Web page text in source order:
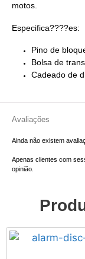
motos.
Especifica????es:
Pino de
Bolsa de
Cadeado de
Avaliações
Ainda não existem
Apenas clientes com
opinião.